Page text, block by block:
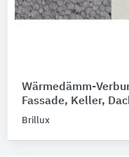
Wärmedämm-
Fassade, Keller,
Brillux